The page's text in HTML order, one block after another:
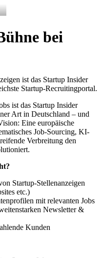
bei
ist das Startup Insider
Startup-Recruitingportal.
ist das Startup Insider
Art in Deutschland – und
Eine europäische
Job-Sourcing, KI-
Verbreitung den
Startup-Stellenanzeigen
etc.)
mit relevanten Jobs
Newsletter &
Kunden